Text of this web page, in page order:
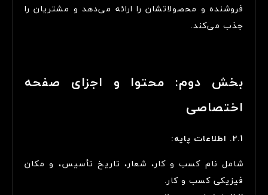
فروشنده و محصولاتشان را ارائه می‌دهد و مشتریان را
جذب می‌کند.
بخش دوم: محتوا و اجزای صفحه
اختصاصی
2.1. اطلاعات پایه:
شامل نام کسب و کار، شعار، تاریخ تأسیس، و مکان
فیزیکی کسب و کار.